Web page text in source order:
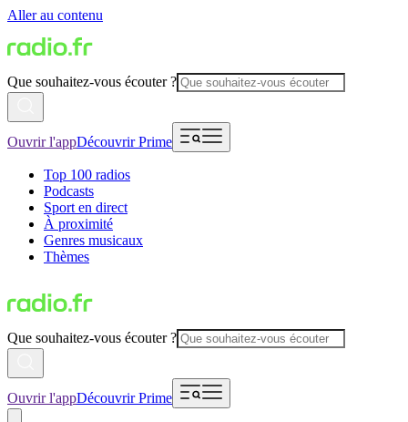
Aller au contenu
Que souhaitez-vous écouter ?
Ouvrir l'appDécouvrir Prime
Top 100 radios
Podcasts
Sport en direct
À proximité
Genres musicaux
Thèmes
Que souhaitez-vous écouter ?
Ouvrir l'appDécouvrir Prime